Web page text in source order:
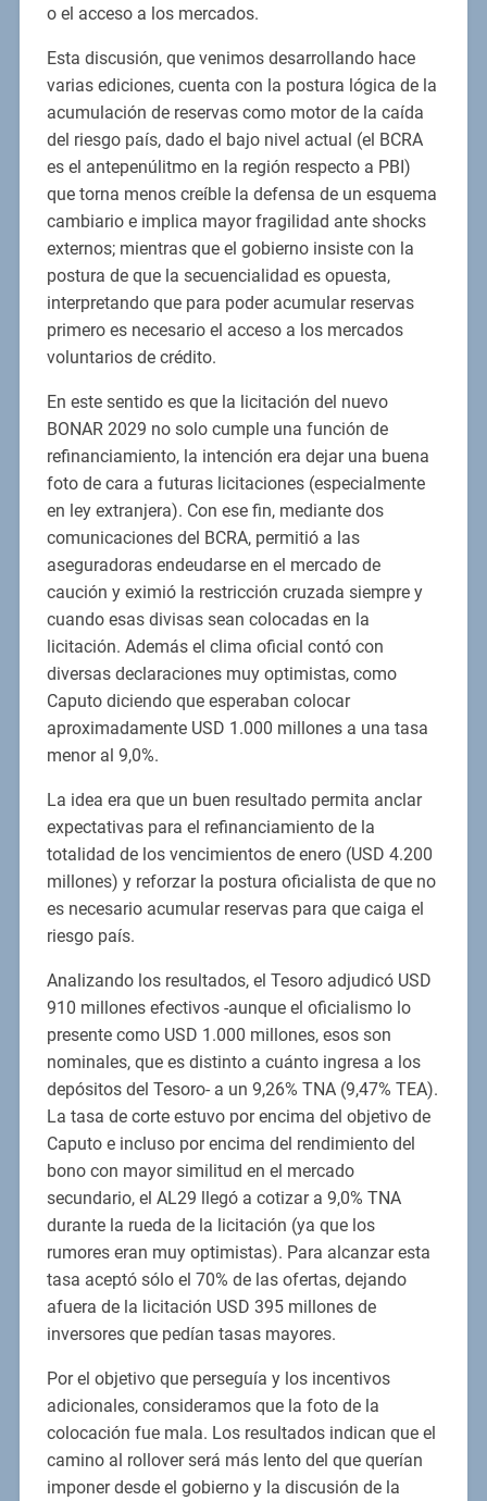
o el acceso a los mercados.
Esta discusión, que venimos desarrollando hace
varias ediciones, cuenta con la postura lógica de la
acumulación de reservas como motor de la caída
del riesgo país, dado el bajo nivel actual (el BCRA
es el antepenúlitmo en la región respecto a PBI)
que torna menos creíble la defensa de un esquema
cambiario e implica mayor fragilidad ante shocks
externos; mientras que el gobierno insiste con la
postura de que la secuencialidad es opuesta,
interpretando que para poder acumular reservas
primero es necesario el acceso a los mercados
voluntarios de crédito.
En este sentido es que la licitación del nuevo
BONAR 2029 no solo cumple una función de
refinanciamiento, la intención era dejar una buena
foto de cara a futuras licitaciones (especialmente
en ley extranjera). Con ese fin, mediante dos
comunicaciones del BCRA, permitió a las
aseguradoras endeudarse en el mercado de
caución y eximió la restricción cruzada siempre y
cuando esas divisas sean colocadas en la
licitación. Además el clima oficial contó con
diversas declaraciones muy optimistas, como
Caputo diciendo que esperaban colocar
aproximadamente USD 1.000 millones a una tasa
menor al 9,0%.
La idea era que un buen resultado permita anclar
expectativas para el refinanciamiento de la
totalidad de los vencimientos de enero (USD 4.200
millones) y reforzar la postura oficialista de que no
es necesario acumular reservas para que caiga el
riesgo país.
Analizando los resultados, el Tesoro adjudicó USD
910 millones efectivos -aunque el oficialismo lo
presente como USD 1.000 millones, esos son
nominales, que es distinto a cuánto ingresa a los
depósitos del Tesoro- a un 9,26% TNA (9,47% TEA).
La tasa de corte estuvo por encima del objetivo de
Caputo e incluso por encima del rendimiento del
bono con mayor similitud en el mercado
secundario, el AL29 llegó a cotizar a 9,0% TNA
durante la rueda de la licitación (ya que los
rumores eran muy optimistas). Para alcanzar esta
tasa aceptó sólo el 70% de las ofertas, dejando
afuera de la licitación USD 395 millones de
inversores que pedían tasas mayores.
Por el objetivo que perseguía y los incentivos
adicionales, consideramos que la foto de la
colocación fue mala. Los resultados indican que el
camino al rollover será más lento del que querían
imponer desde el gobierno y la discusión de la